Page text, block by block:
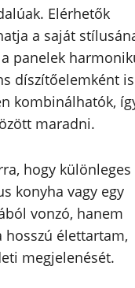
Elérhetők
a saját
panelek
díszítőelemként is
kombinálhatók,
maradni.
hogy különleges
konyha vagy egy
vonzó, hanem
élettartam,
megjelenését.